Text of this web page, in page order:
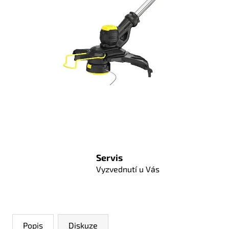
Servis
Vyzvednutí u Vás
Popis Diskuze